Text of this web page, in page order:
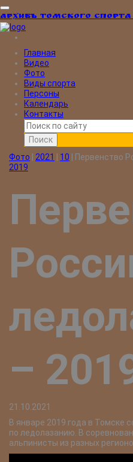
Архивъ томского
Главная
Видео
Фото
Виды спорта
Персоны
Календарь
Контакты
Поиск
Фото
2021 10
Первенство
2019
–
21.10.2021
В январе 2019 года в Томске
по ледолазанию. В
альпинисты из разных